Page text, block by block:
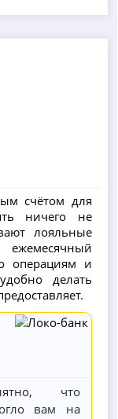
счётом для
ничего не
лояльные
операциям и
делать
что
вам на